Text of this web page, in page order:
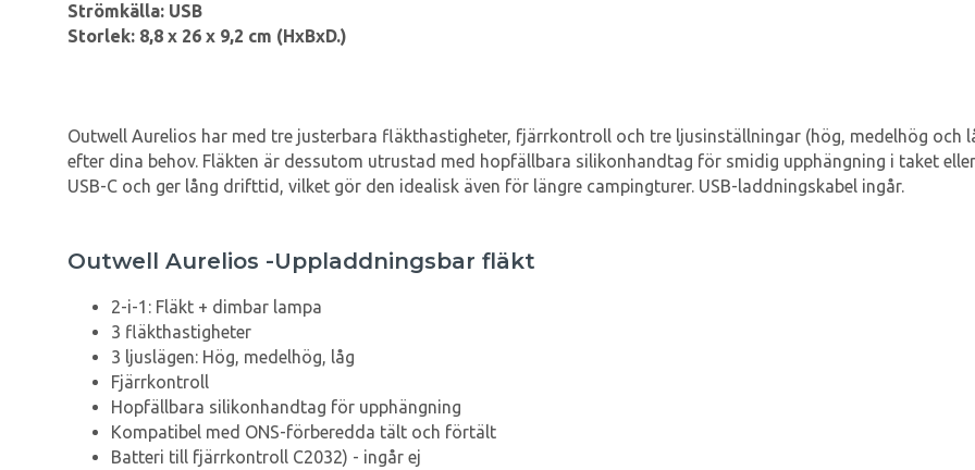
Strömkälla: USB
Storlek: 8,8 x 26 x 9,2 cm (HxBxD.)
Outwell Aurelios har med tre justerbara fläkthastigheter, fjärrkontroll och tre ljusinställningar (hög, medelhög och
efter dina behov. Fläkten är dessutom utrustad med hopfällbara silikonhandtag för smidig upphängning i taket
USB-C och ger lång drifttid, vilket gör den idealisk även för längre campingturer. USB-laddningskabel ingår.
Outwell Aurelios -Uppladdningsbar fläkt
2-i-1: Fläkt + dimbar lampa
3 fläkthastigheter
3 ljuslägen: Hög, medelhög, låg
Fjärrkontroll
Hopfällbara silikonhandtag för upphängning
Kompatibel med ONS-förberedda tält och förtält
Batteri till fjärrkontroll C2032) - ingår ej